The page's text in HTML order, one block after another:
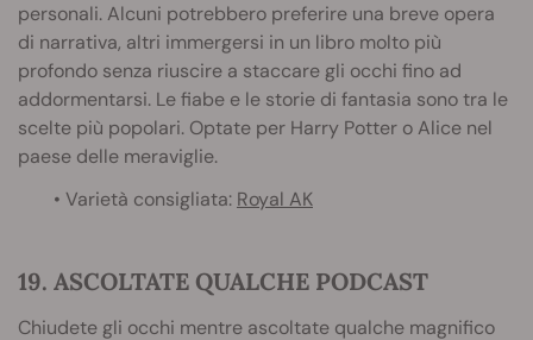
personali. Alcuni potrebbero preferire una breve opera
di narrativa, altri immergersi in un libro molto più
profondo senza riuscire a staccare gli occhi fino ad
addormentarsi. Le fiabe e le storie di fantasia sono tra le
scelte più popolari. Optate per Harry Potter o Alice nel
paese delle meraviglie.
• Varietà consigliata: Royal AK
19. ASCOLTATE QUALCHE PODCAST
Chiudete gli occhi mentre ascoltate qualche magnifico